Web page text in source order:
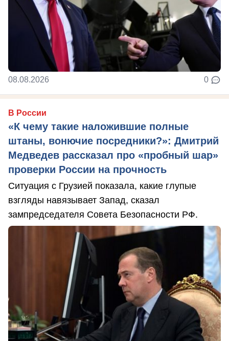
08.08.2026 0
В России
«К чему такие наложившие полные
штаны, вонючие посредники?»: Дмитрий
Медведев рассказал про «пробный шар»
проверки России на прочность
Ситуация с Грузией показала, какие глупые
взгляды навязывает Запад, сказал
зампредседателя Совета Безопасности РФ.